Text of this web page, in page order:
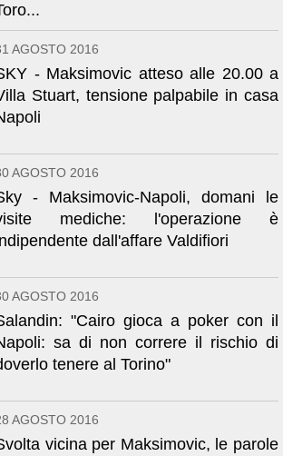
AGOSTO 2016
- Maksimovic atteso alle 20.00 a
Stuart, tensione palpabile in casa
AGOSTO 2016
- Maksimovic-Napoli, domani le
mediche: l'operazione è
dall'affare Valdifiori
AGOSTO 2016
"Cairo gioca a poker con il
sa di non correre il rischio di
tenere al Torino"
AGOSTO 2016
vicina per Maksimovic, le parole